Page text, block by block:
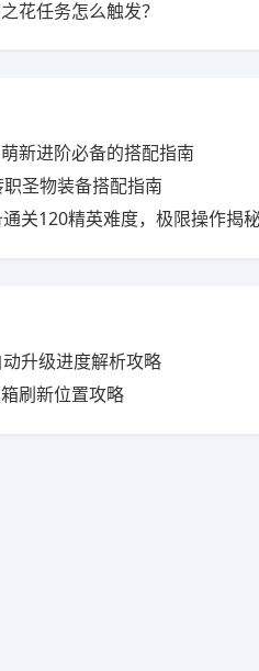
花任务怎么触发？
新进阶必备的搭配指南
圣物装备搭配指南
关120精英难度，极限操作揭
升级进度解析攻略
刷新位置攻略